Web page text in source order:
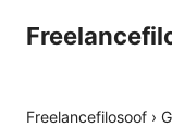
Freelancefilosoof ›